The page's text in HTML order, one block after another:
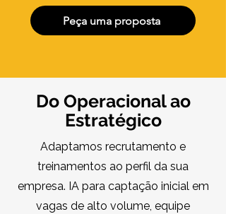
Peça uma proposta
Do Operacional ao
Estratégico
Adaptamos recrutamento e
treinamentos ao perfil da sua
empresa. IA para captação inicial em
vagas de alto volume, equipe